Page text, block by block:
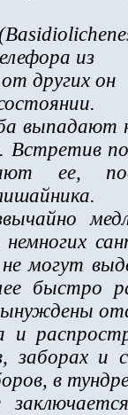
из
других он
выпадают
Встретив
ее,
немногих
не могут
быстро
и
заборах и
в